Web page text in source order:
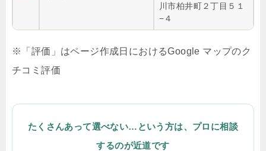
川市柏井町２丁目５１
−４
※「評価」はページ作成日におけるGoogle マップのク
チコミ評価
たくさんあって選べない…という方は、プロに相談
するのが近道です